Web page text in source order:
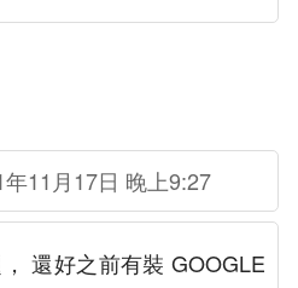
11月17日 晚上9:27
還好之前有裝 GOOGLE